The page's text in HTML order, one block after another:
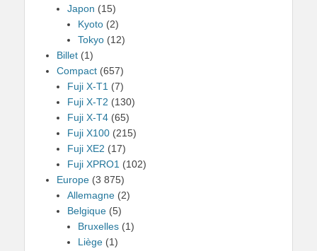
Japon (15)
Kyoto (2)
Tokyo (12)
Billet (1)
Compact (657)
Fuji X-T1 (7)
Fuji X-T2 (130)
Fuji X-T4 (65)
Fuji X100 (215)
Fuji XE2 (17)
Fuji XPRO1 (102)
Europe (3 875)
Allemagne (2)
Belgique (5)
Bruxelles (1)
Liège (1)